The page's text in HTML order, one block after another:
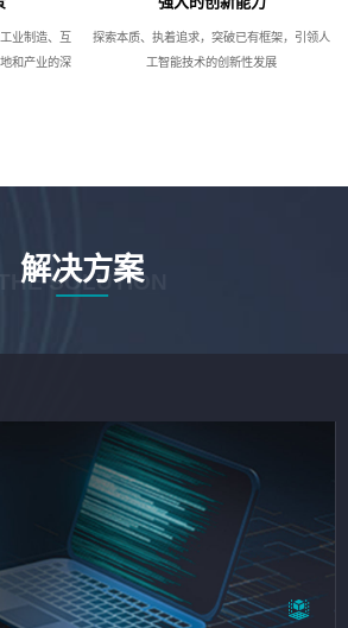
业制造、互
和产业的深
探索本质、执着追求，突破已有框架，引领人
工智能技术的创新性发展
解决方案
THE SOLUTION